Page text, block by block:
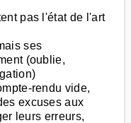
pas l'état de l'art
ses
(oublie,
rendu vide,
excuses aux
leurs erreurs,